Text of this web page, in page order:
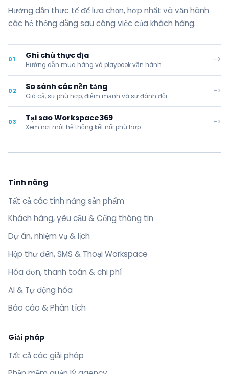
Hướng dẫn thực tế để lựa chọn, hợp nhất và vận hành
các hệ thống đằng sau công việc của khách hàng.
01 Ghi chú thực địa
Hướng dẫn mua hàng và playbook vận hành
->
02 So sánh các nền tảng
Giá cả, sự phù hợp, điểm mạnh và sự đánh đổi
->
03 Tại sao Workspace369
Xem nơi một hệ thống kết nối phù hợp
->
Tính năng
Tất cả các tính năng sản phẩm
Khách hàng, yêu cầu & Cổng thông tin
Dự án, nhiệm vụ & lịch
Hộp thư đến, SMS & Thoại Workspace
Hóa đơn, thanh toán & chi phí
AI & Tự động hóa
Báo cáo & Phân tích
Giải pháp
Tất cả các giải pháp